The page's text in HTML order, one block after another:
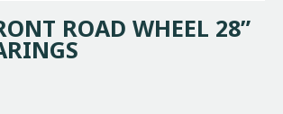
ROAD WHEEL 28”